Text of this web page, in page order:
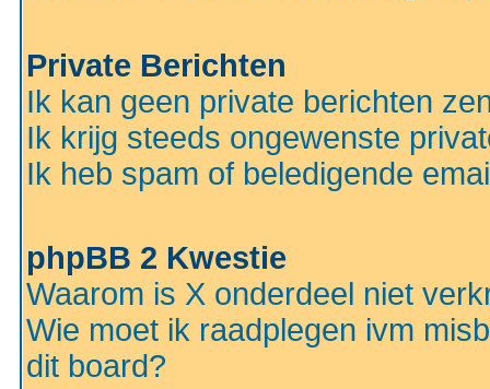
Private Berichten
Ik kan geen private berichten
Ik krijg steeds ongewenste
Ik heb spam of beledigende
phpBB 2 Kwestie
Waarom is X onderdeel niet
Wie moet ik raadplegen ivm
dit board?